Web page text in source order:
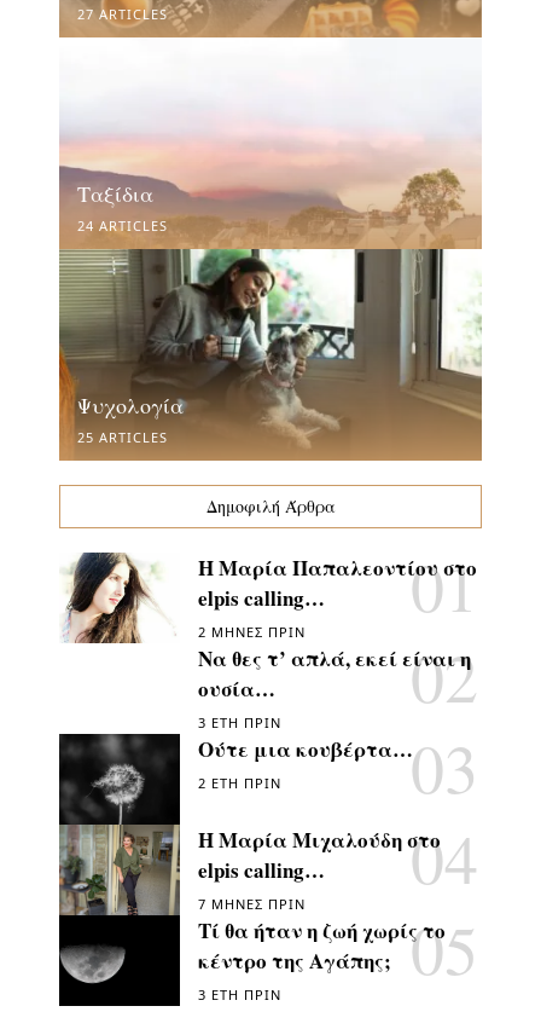
27 ARTICLES
Ταξίδια
24 ARTICLES
Ψυχολογία
25 ARTICLES
Δημοφιλή Άρθρα
Η Μαρία Παπαλεοντίου στο
elpis calling…
2 ΜΉΝΕΣ ΠΡΙΝ
Να θες τ’ απλά, εκεί είναι η
ουσία…
3 ΈΤΗ ΠΡΙΝ
Ούτε μια κουβέρτα…
2 ΈΤΗ ΠΡΙΝ
Η Μαρία Μιχαλούδη στο
elpis calling…
7 ΜΉΝΕΣ ΠΡΙΝ
Τί θα ήταν η ζωή χωρίς το
κέντρο της Αγάπης;
3 ΈΤΗ ΠΡΙΝ